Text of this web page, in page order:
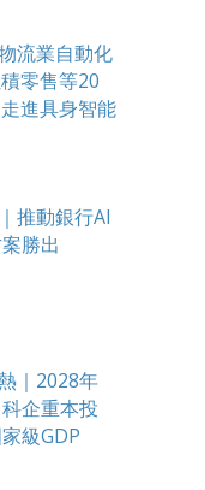
流業自動化
零售等20
進具身智能
推動銀行AI
勝出
｜2028年
企重本投
級GDP